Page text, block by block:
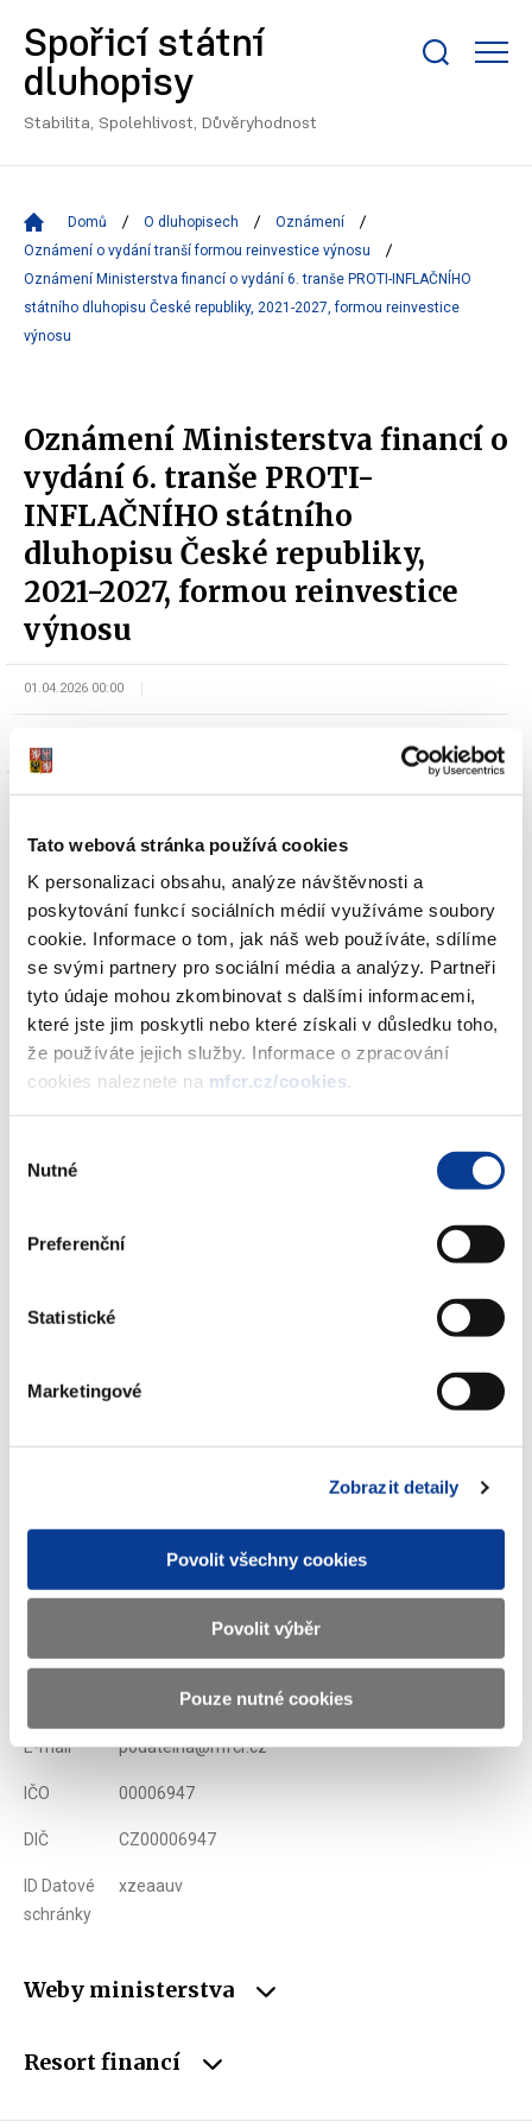
Tato webová stránka používá cookies
K personalizaci obsahu, analýze návštěvnosti a
poskytování funkcí sociálních médií využíváme soubory
cookie. Informace o tom, jak náš web používáte, sdílíme
se svými partnery pro sociální média a analýzy. Partneři
tyto údaje mohou zkombinovat s dalšími informacemi,
které jste jim poskytli nebo které získali v důsledku toho,
že používáte jejich služby. Informace o zpracování
cookies naleznete na mfcr.cz/cookies.
souhlasu
Nutné
Preferenční
Statistické
Marketingové
Zobrazit detaily
Povolit všechny cookies
Povolit výběr
Pouze nutné cookies
Spořicí státní
dluhopisy
Stabilita, Spolehlivost, Důvěryhodnost
Domů O dluhopisech
Oznámení
Oznámení o vydání tranší formou reinvestice výnosu
Oznámení Ministerstva financí o vydání 6. tranše PROTI-INFLAČNÍHO
státního dluhopisu České republiky, 2021-2027, formou reinvestice
výnosu
Oznámení Ministerstva financí o
vydání 6. tranše PROTI-
INFLAČNÍHO státního
dluhopisu České republiky,
2021-2027, formou reinvestice
výnosu
01.04.2026 00:00
Dokumenty ke stažení
Oznámení Ministerstva financí o
vydání 6. tranše PROTI-INFLAČNÍHO
Stáhnout vybrané (
Doporučeno 42 ×
Ministerstvo financí ČR
Adresa Letenská 15, 118 10 Praha
+420 257 041 111
E-mail podatelna@mfcr.cz
IČO 00006947
DIČ CZ00006947
ID Datové
schránky
xzeaauv
Weby ministerstva
Resort financí